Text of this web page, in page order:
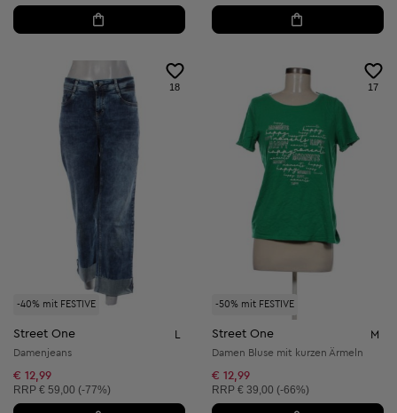
-40% mit FESTIVE
18
Street One
Damenjeans
€ 12,99
Unverbindliche Preisempfehlung:
RRP € 59,00 (-77%)
-50% mit FESTIVE
17
Street One M
Damen Bluse mit kurzen Ärmeln
€ 12,99
Unverbindliche Preisempfehlung:
RRP € 39,00 (-66%)